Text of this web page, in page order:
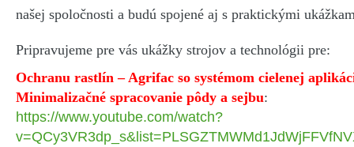
našej spoločnosti a budú spojené aj s praktickými
Pripravujeme pre vás ukážky strojov a technológii pre:
Ochranu rastlín – Agrifac so systémom cielenej
Minimalizačné spracovanie pôdy a sejbu:
https://www.youtube.com/watch?